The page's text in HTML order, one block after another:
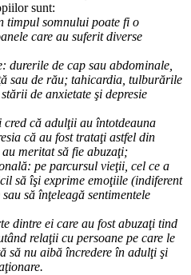
sunt:
timpul somnului poate fi o
care au suferit diverse
durerile de cap sau abdominale,
sau de rău; tahicardia, tulburările
de anxietate şi depresie
că adulţii au întotdeauna
că au fost trataţi astfel din
meritat să fie abuzaţi;
pe parcursul vieţii, cel ce a
să îşi exprime emoţiile (indiferent
să înţeleagă sentimentele
dintre ei care au fost abuzaţi tind
relaţii cu persoane pe care le
să nu aibă încredere în adulţi şi